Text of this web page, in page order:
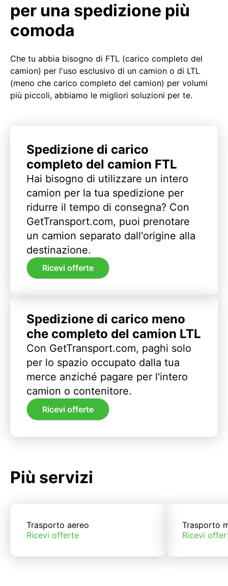
per una spedizione più
comoda
Che tu abbia bisogno di FTL (carico completo del
camion) per l'uso esclusivo di un camion o di LTL
(meno che carico completo del camion) per volumi
più piccoli, abbiamo le migliori soluzioni per te.
Spedizione di carico
completo del camion FTL
Hai bisogno di utilizzare un intero
camion per la tua spedizione per
ridurre il tempo di consegna? Con
GetTransport.com, puoi prenotare
un camion separato dall'origine alla
destinazione.
Ricevi offerte
Spedizione di carico meno
che completo del camion LTL
Con GetTransport.com, paghi solo
per lo spazio occupato dalla tua
merce anziché pagare per l'intero
camion o contenitore.
Ricevi offerte
Più servizi
Trasporto aereo
Ricevi offerte
Trasporto
Ricevi